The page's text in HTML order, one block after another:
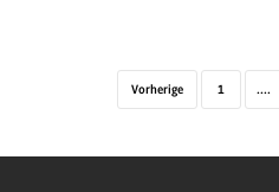
Vorherige 1 ....